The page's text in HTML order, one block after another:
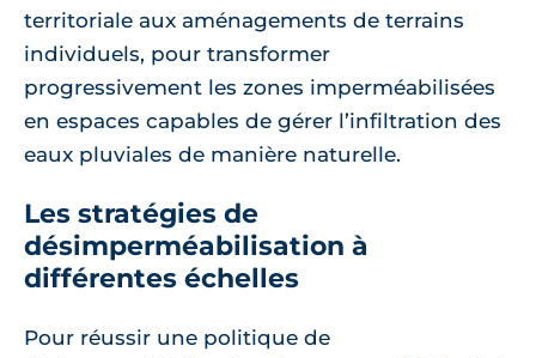
territoriale aux aménagements de terrains
individuels, pour transformer
progressivement les zones imperméabilisées
en espaces capables de gérer l’infiltration des
eaux pluviales de manière naturelle.
Les stratégies de
désimperméabilisation à
différentes échelles
Pour réussir une politique de